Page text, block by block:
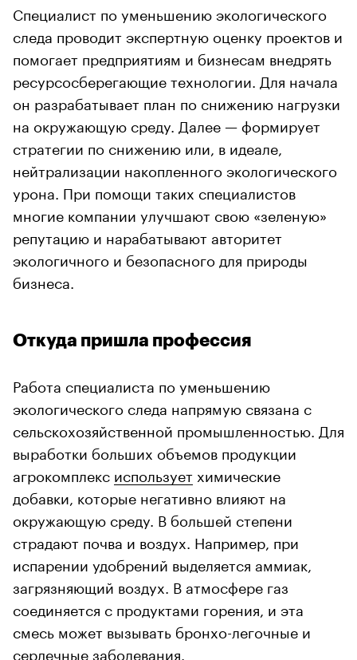
Специалист по уменьшению экологического
следа проводит экспертную оценку проектов и
помогает предприятиям и бизнесам внедрять
ресурсосберегающие технологии. Для начала
он разрабатывает план по снижению нагрузки
на окружающую среду. Далее — формирует
стратегии по снижению или, в идеале,
нейтрализации накопленного экологического
урона. При помощи таких специалистов
многие компании улучшают свою «зеленую»
репутацию и нарабатывают авторитет
экологичного и безопасного для природы
бизнеса.
Откуда пришла профессия
Работа специалиста по уменьшению
экологического следа напрямую связана с
сельскохозяйственной промышленностью. Для
выработки больших объемов продукции
агрокомплекс использует химические
добавки, которые негативно влияют на
окружающую среду. В большей степени
страдают почва и воздух. Например, при
испарении удобрений выделяется аммиак,
загрязняющий воздух. В атмосфере газ
соединяется с продуктами горения, и эта
смесь может вызывать бронхо-легочные и
сердечные заболевания.